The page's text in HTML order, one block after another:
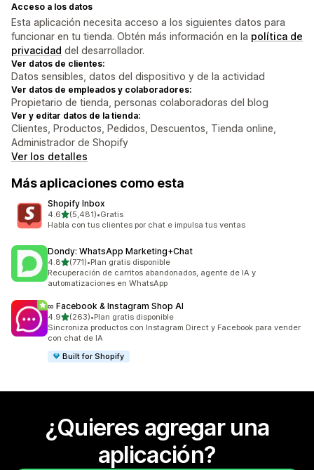
Acceso a los datos
Esta aplicación necesita acceso a los siguientes datos para
funcionar en tu tienda. Obtén más información en la política de
privacidad del desarrollador.
Ver datos de clientes:
Datos sensibles, datos del dispositivo y de la actividad
Ver datos de empleados y colaboradores:
Propietario de tienda, personas colaboradoras del blog
Ver y editar datos de la tienda:
Clientes, Productos, Pedidos, Descuentos, Tienda online,
Administrador de Shopify
Ver los detalles
Más aplicaciones como esta
Shopify Inbox
4.6de 5 estrellas
(5,481)
5481 reseñas en total
•Gratis
Habla con tus clientes por chat e impulsa tus ventas
Dondy: WhatsApp Marketing+Chat
4.8de 5 estrellas
(771)
771 reseñas en total
•Plan gratis disponible
Recuperación de carritos abandonados, agente de IA y
automatizaciones en WhatsApp
∞ Facebook & Instagram Shop AI
4.9de 5 estrellas
(263)
263 reseñas en total
•Plan gratis disponible
Sincroniza productos con Instagram Direct y Facebook para vender
con chat de IA
Built for Shopify
¿Quieres agregar una
aplicación?